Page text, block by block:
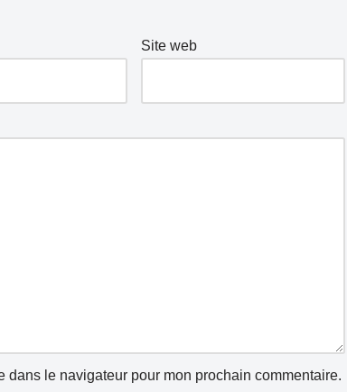
Site web
dans le navigateur pour mon prochain commentaire.